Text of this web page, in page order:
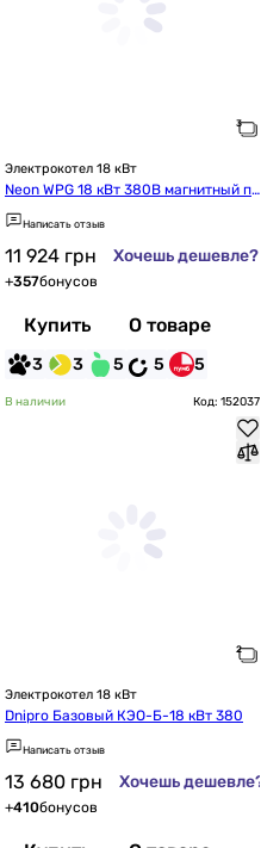
Электрокотел 18 кВт
Neon WPG 18 кВт 380В магнитный пу
скатель TAKEL (G118222p)
Написать отзыв
11 924 грн Хочешь дешевле?
+357бонусов
Купить О товаре
3 3 5 5 5
В наличии Код: 152037
Электрокотел 18 кВт
Dnipro Базовый КЭО-Б-18 кВт 380
Написать отзыв
13 680 грн Хочешь дешевле?
+410бонусов